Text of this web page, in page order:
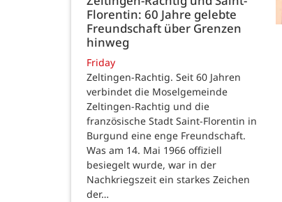
Florentin: 60 Jahre gelebte
Freundschaft über Grenzen
hinweg
Friday
Zeltingen-Rachtig. Seit 60 Jahren
verbindet die Moselgemeinde
Zeltingen-Rachtig und die
französische Stadt Saint-Florentin in
Burgund eine enge Freundschaft.
Was am 14. Mai 1966 offiziell
besiegelt wurde, war in der
Nachkriegszeit ein starkes Zeichen
der…